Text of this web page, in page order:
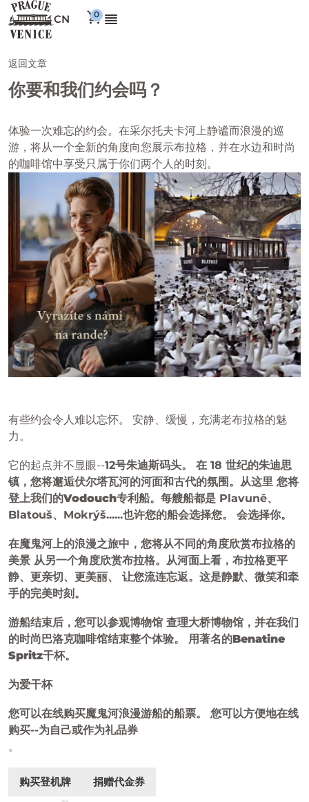
CN
返回文章
你要和我们约会吗？
体验一次难忘的约会。在采尔托夫卡河上静谧而浪漫的巡
游，将从一个全新的角度向您展示布拉格，并在水边和时尚
的咖啡馆中享受只属于你们两个人的时刻。
有些约会令人难以忘怀。 安静、缓慢，充满老布拉格的魅
力。
它的起点并不显眼--12号朱迪斯码头。 在 18 世纪的朱迪思
镇，您将邂逅伏尔塔瓦河的河面和古代的氛围。从这里 您将
登上我们的Vodouch专利船。每艘船都是 Plavuně、
Blatouš、Mokrýš......也许您的船会选择您。 会选择你。
在魔鬼河上的浪漫之旅中，您将从不同的角度欣赏布拉格的
美景 从另一个角度欣赏布拉格。从河面上看，布拉格更平
静、更亲切、更美丽、 让您流连忘返。这是静默、微笑和牵
手的完美时刻。
游船结束后，您可以参观博物馆 查理大桥博物馆 ，并在我们
的时尚巴洛克咖啡馆结束整个体验。 用著名的Benatine
Spritz干杯。
为爱干杯
您可以在线购买魔鬼河浪漫游船的船票。 您可以方便地在线
购买--为自己或作为礼品券
。
购买登机牌 捐赠代金券